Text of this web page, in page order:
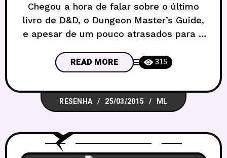
Chegou a hora de falar sobre o último
livro de D&D, o Dungeon Master’s Guide,
e apesar de um pouco atrasados para o
um pouco sobre como ele pode ser
usado. Nem todo mundo conhece a regra
do Jeff Grubb, que foi editor da TSR, de
que não se
READ MORE 315
RESENHA 25/03/2015 ML